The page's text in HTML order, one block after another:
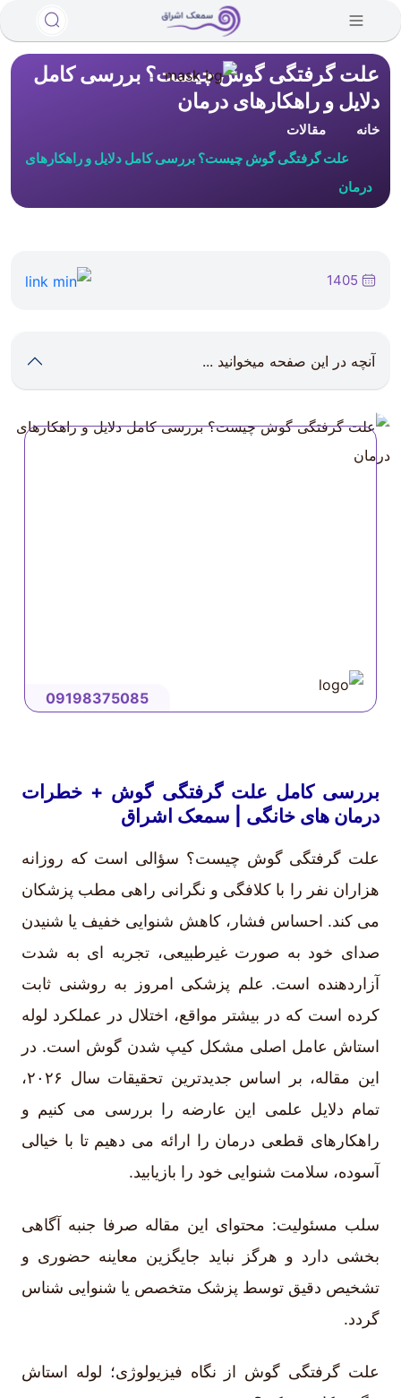
علت گرفتگی گوش چیست؟ بررسی کامل
دلایل و راهکارهای درمان
خانه
مقالات
علت گرفتگی گوش چیست؟ بررسی کامل دلایل و راهکارهای
درمان
1405
آنچه در این صفحه میخوانید ...
09198375085
بررسی کامل علت گرفتگی گوش + خطرات
درمان های خانگی | سمعک اشراق
علت گرفتگی گوش چیست؟ سؤالی است که روزانه
هزاران نفر را با کلافگی و نگرانی راهی مطب پزشکان
می کند. احساس فشار، کاهش شنوایی خفیف یا شنیدن
صدای خود به صورت غیرطبیعی، تجربه ای به شدت
آزاردهنده است. علم پزشکی امروز به روشنی ثابت
کرده است که در بیشتر مواقع، اختلال در عملکرد لوله
استاش عامل اصلی مشکل کیپ شدن گوش است. در
این مقاله، بر اساس جدیدترین تحقیقات سال ۲۰۲۶،
تمام دلایل علمی این عارضه را بررسی می کنیم و
راهکارهای قطعی درمان را ارائه می دهیم تا با خیالی
آسوده، سلامت شنوایی خود را بازیابید.
سلب مسئولیت: محتوای این مقاله صرفا جنبه آگاهی
بخشی دارد و هرگز نباید جایگزین معاینه حضوری و
تشخیص دقیق توسط پزشک متخصص یا شنوایی شناس
گردد.
علت گرفتگی گوش از نگاه فیزیولوژی؛ لوله استاش